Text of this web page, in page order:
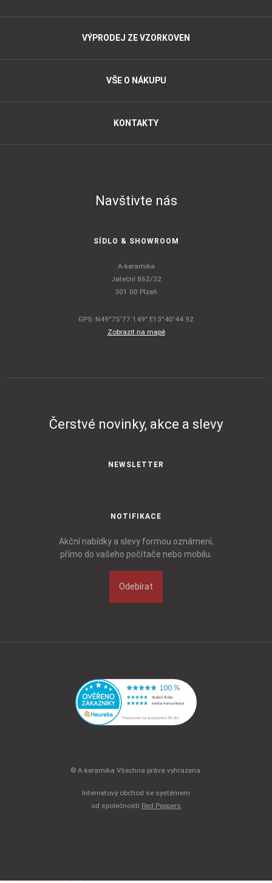
VÝPRODEJ ZE VZORKOVEN
VŠE O NÁKUPU
KONTAKTY
Navštivte nás
SÍDLO & SHOWROOM
A-keramika
Jateční 862/32
301 00 Plzeň
GPS: N49°75'77.149" E13°40'44.92
Zobrazit na mapě
Čerstvé novinky, akce a slevy
NEWSLETTER
NOTIFIKACE
Akční nabídky a slevy formou oznámení,
přímo do vašeho počítače nebo mobilu.
Odebírat
© A-keramika Všechna práva vyhrazena.
Internetový obchod se systémem
od společnosti Red Peppers